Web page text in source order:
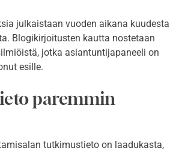
julkaistaan vuoden aikana kuudesta
Blogikirjoitusten kautta nostetaan
jotka asiantuntijapaneeli on
esille.
paremmin
tutkimustieto on laadukasta,